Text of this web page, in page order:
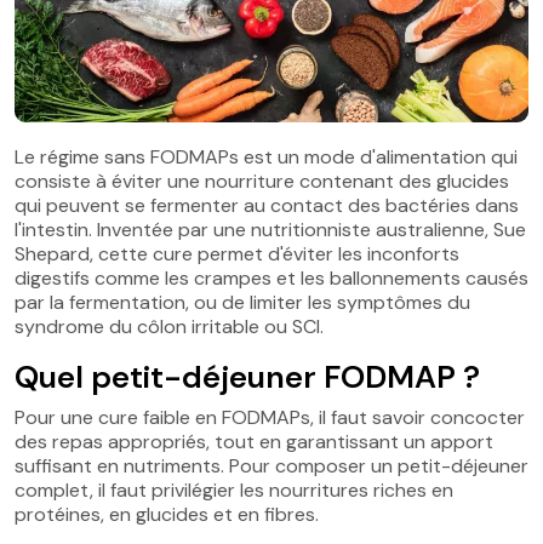
Le régime sans FODMAPs est un mode d'alimentation qui
consiste à éviter une nourriture contenant des glucides
qui peuvent se fermenter au contact des bactéries dans
l'intestin. Inventée par une nutritionniste australienne, Sue
Shepard, cette cure permet d'éviter les inconforts
digestifs comme les crampes et les ballonnements causés
par la fermentation, ou de limiter les symptômes du
syndrome du côlon irritable ou SCI.
Quel petit-déjeuner FODMAP ?
Pour une cure faible en FODMAPs, il faut savoir concocter
des repas appropriés, tout en garantissant un apport
suffisant en nutriments. Pour composer un petit-déjeuner
complet, il faut privilégier les nourritures riches en
protéines, en glucides et en fibres.